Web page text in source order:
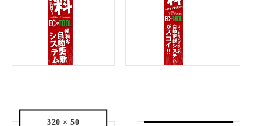
320 × 50